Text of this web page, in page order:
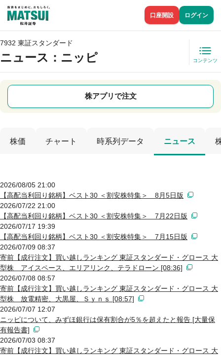
口座開設 ログイン
7932 東証スタンダード
ニュース ：ニッピ コンテンツ
株アプリで注文
株価 チャート 時系列データ ニュース
2026/08/05 21:00
【高配当利回り銘柄】ベスト30 ＜割安株特集＞ 8月5日版
2026/07/22 21:00
【高配当利回り銘柄】ベスト30 ＜割安株特集＞ 7月22日版
2026/07/17 19:39
【高配当利回り銘柄】ベスト30 ＜割安株特集＞ 7月15日版
2026/07/09 08:37
寄前【成行注文】買い越しランキング 東証スタンダード・グロース 大
型株 アイスペース、エリアリンク、テラドローン [08:36]
2026/07/08 08:57
寄前【成行注文】買い越しランキング 東証スタンダード・グロース 大
型株 放電精密、大黒屋、Ｓｙｎｓ [08:57]
2026/07/07 12:07
ニッピについて、みずほ銀行は保有割合が5％を超えたと報告 [大量保
有報告書]
2026/07/03 08:37
寄前【成行注文】買い越しランキング 東証スタンダード・グロース 大